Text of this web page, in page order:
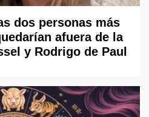
dos personas más
afuera de la
y Rodrigo de Paul